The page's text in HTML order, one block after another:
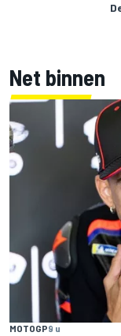
Net binnen
MOTOGP9 u